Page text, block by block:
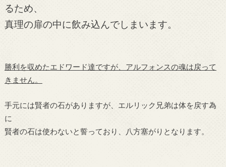
るため、
真理の扉の中に飲み込んでしまいます。
勝利を収めたエドワード達ですが、アルフォンスの魂は戻って
きません。
手元には賢者の石がありますが、エルリック兄弟は体を戻す為
に
賢者の石は使わないと誓っており、八方塞がりとなります。